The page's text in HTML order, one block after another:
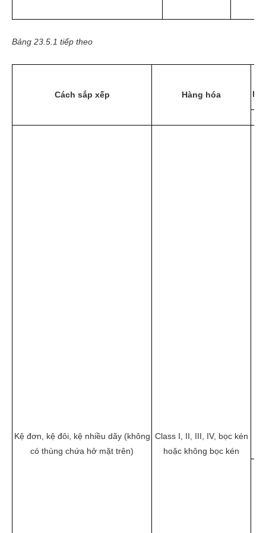
Bảng 23.5.1 tiếp theo
Cách sắp xếp Hàng hóa
Kệ đơn, kệ đôi, kệ nhiều dãy (không
có thùng chứa hở mặt trên)
Class I, II, III, IV, bọc kén
hoặc không bọc kén